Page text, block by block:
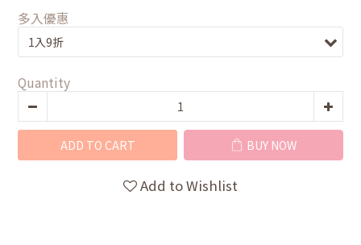
多入優惠
Quantity
ADD TO CART BUY NOW
Add to Wishlist